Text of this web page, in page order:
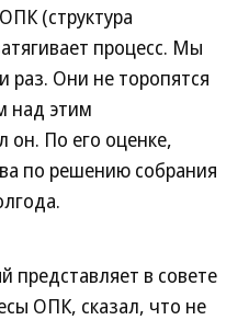
(структура
процесс. Мы
раз. Они не торопятся
над этим
По его оценке,
по решению собрания
в совете
ОПК, сказал, что не